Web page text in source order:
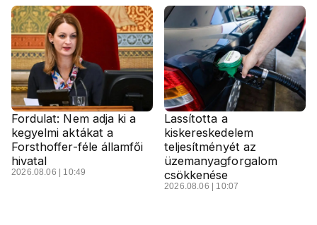
Fordulat: Nem adja ki a
kegyelmi aktákat a
Forsthoffer-féle államfői
hivatal
2026.08.06 | 10:49
Lassította a
kiskereskedelem
teljesítményét az
üzemanyagforgalom
csökkenése
2026.08.06 | 10:07